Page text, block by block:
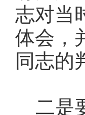
志对当
体会，
同志的
二是